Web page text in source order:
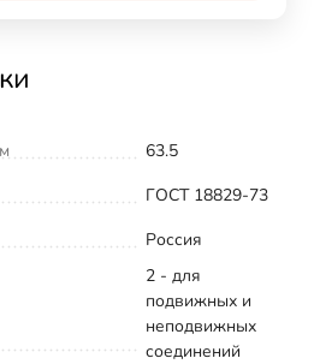
63.5
ГОСТ 18829-73
Россия
2 - для
подвижных и
неподвижных
соединений